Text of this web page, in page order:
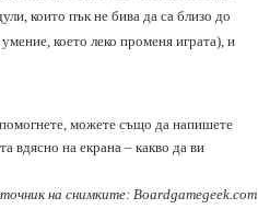
които пък не бива да са близо до
което леко променя играта), и
можете също да напишете
вдясно на екрана – какво да ви
на снимките: Boardgamegeek.com